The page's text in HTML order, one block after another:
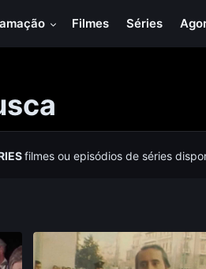
Filmes Séries
filmes ou episódios de séries